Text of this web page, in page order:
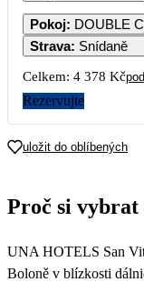
3 4
10
2
17 18
24
2 219
25
31
2 789
Pokoj: DOUBLE
Strava: Snídaně
Celkem: 4 378 Kč
Rezervujte
uložit do oblíbených
Proč si vybrat
UNA HOTELS San
Boloně v blízkosti